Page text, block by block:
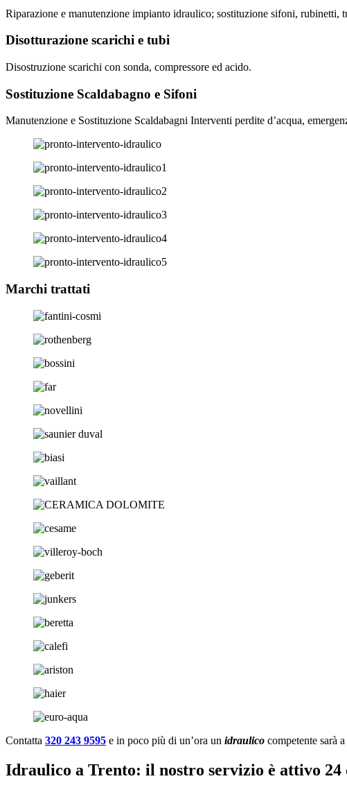
Riparazione e manutenzione impianto idraulico; sostituzione sifoni, rubinetti,
Disotturazione scarichi e tubi
Disostruzione scarichi con sonda, compressore ed acido.
Sostituzione Scaldabagno e Sifoni
Manutenzione e Sostituzione Scaldabagni Interventi perdite d’acqua,
Marchi trattati
Contatta 320 243 9595 e in poco più di un’ora un idraulico competente sarà
Idraulico a Trento: il nostro servizio è attivo 24